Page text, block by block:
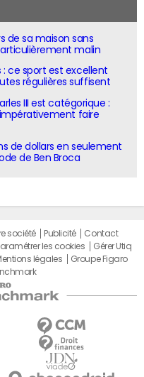
de sa maison sans
malin
: ce sport est excellent
régulières suffisent
III est catégorique :
faire
de dollars en seulement
de Ben Broca
société Publicité
Contact
les cookies
Gérer Utiq
légales
Groupe Figaro